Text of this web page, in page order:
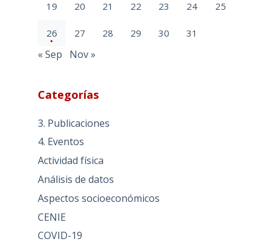
19 20 21 22 23 24 25
26 27 28 29 30 31
« Sep Nov »
Categorías
3. Publicaciones
4. Eventos
Actividad física
Análisis de datos
Aspectos socioeconómicos
CENIE
COVID-19